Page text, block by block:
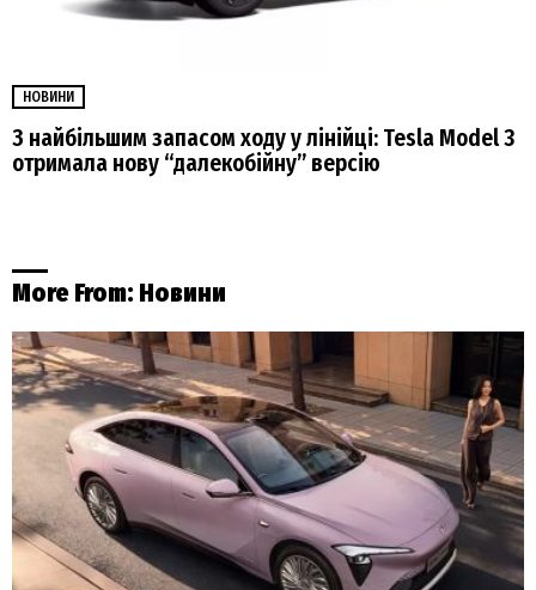
НОВИНИ
З найбільшим запасом ходу у лінійці: Tesla Model 3
отримала нову “далекобійну” версію
More From: Новини